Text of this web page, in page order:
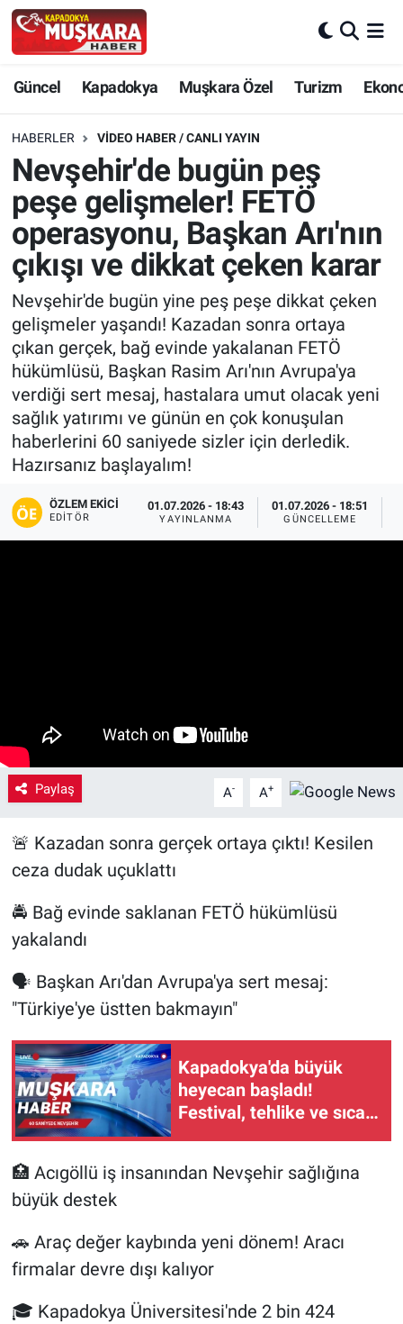
Güncel Kapadokya Muşkara Özel Turizm
HABERLER VIDEO HABER / CANLI YAYIN
Nevşehir'de bugün peş
peşe gelişmeler! FETÖ
operasyonu, Başkan Arı'nın
çıkışı ve dikkat çeken karar
Nevşehir'de bugün yine peş peşe dikkat çeken
gelişmeler yaşandı! Kazadan sonra ortaya
çıkan gerçek, bağ evinde yakalanan FETÖ
hükümlüsü, Başkan Rasim Arı'nın Avrupa'ya
verdiği sert mesaj, hastalara umut olacak yeni
sağlık yatırımı ve günün en çok konuşulan
haberlerini 60 saniyede sizler için derledik.
Hazırsanız başlayalım!
ÖZLEM EKICI
EDITÖR
01.07.2026 - 18:43
YAYINLANMA
01.07.2026 - 18:51
GÜNCELLEME
Paylaş A- A+
🚨 Kazadan sonra gerçek ortaya çıktı! Kesilen
ceza dudak uçuklattı
🚔 Bağ evinde saklanan FETÖ hükümlüsü
yakalandı
🗣️ Başkan Arı'dan Avrupa'ya sert mesaj:
"Türkiye'ye üstten bakmayın"
Kapadokya'da büyük
heyecan başladı!
Festival, tehlike ve sıcak
🏥 Acıgöllü iş insanından Nevşehir sağlığına
büyük destek
🚗 Araç değer kaybında yeni dönem! Aracı
firmalar devre dışı kalıyor
🎓 Kapadokya Üniversitesi'nde 2 bin 424
Güncel
SEÇİM
Muşkara Özel
Ekonomi
Kapadokya
Turizm
Kültür - Sanat
Yaşam
Nevşehir Hava Durumu
Nevşehir Trafik Yoğunluk Haritası
Süper Lig Puan Durumu ve Fikstür
Tüm Manşetler
Son Dakika Haberleri
Haber Arşivi